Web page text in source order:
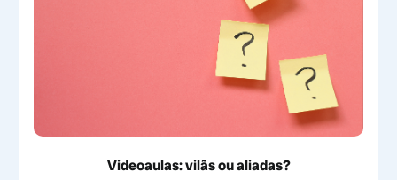
Videoaulas: vilãs ou aliadas?